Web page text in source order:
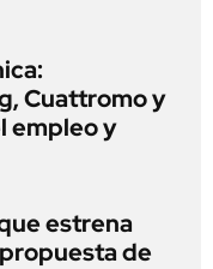
Cuattromo y
empleo y
estrena
de